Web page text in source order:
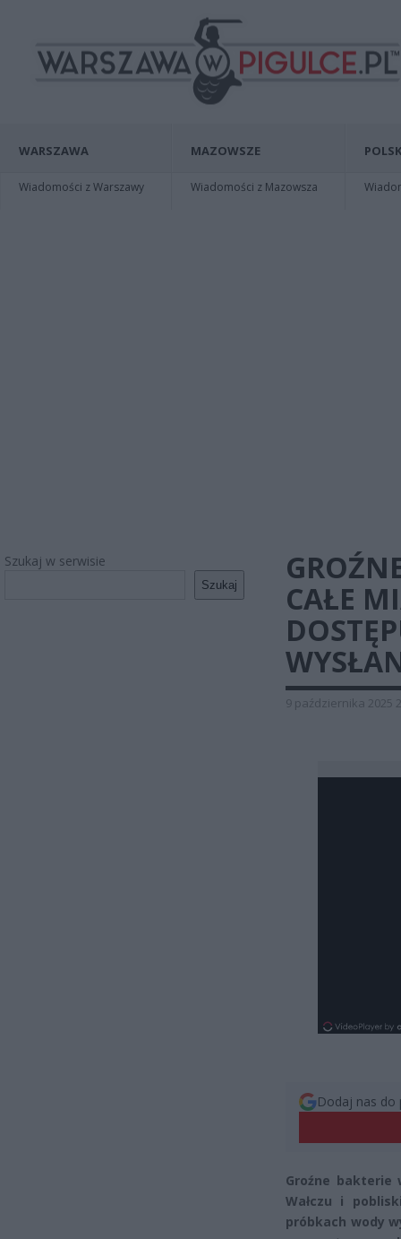
WARSZAWA
Wiadomości z Warszawy
MAZOWSZE
Wiadomości z Mazowsza
Szukaj w serwisie
Szukaj
CAŁE
9 października 2025
Dodaj nas do
Groźne bakterie
Wałczu i
próbkach wody